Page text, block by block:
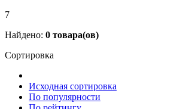
7
Найдено: 0 товара(ов)
Сортировка
Исходная сортировка
По популярности